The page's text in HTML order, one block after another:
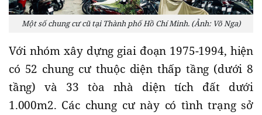
Một số chung cư cũ tại Thành phố Hồ Chí Minh. (Ảnh: Võ Nga)
Với nhóm xây dựng giai đoạn 1975-1994, hiện
có 52 chung cư thuộc diện thấp tầng (dưới 8
tầng) và 33 tòa nhà diện tích đất dưới
1.000m2. Các chung cư này có tình trạng sở